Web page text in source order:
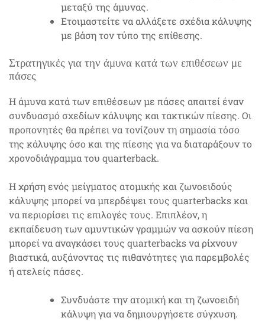
μεταξύ της άμυνας.
Ετοιμαστείτε να αλλάξετε σχέδια κάλυψης
με βάση τον τύπο της επίθεσης.
Στρατηγικές για την άμυνα κατά των επιθέσεων με
πάσες
Η άμυνα κατά των επιθέσεων με πάσες απαιτεί έναν
συνδυασμό σχεδίων κάλυψης και τακτικών πίεσης. Οι
προπονητές θα πρέπει να τονίζουν τη σημασία τόσο
της κάλυψης όσο και της πίεσης για να διαταράξουν το
χρονοδιάγραμμα του quarterback.
Η χρήση ενός μείγματος ατομικής και ζωνοειδούς
κάλυψης μπορεί να μπερδέψει τους quarterbacks και
να περιορίσει τις επιλογές τους. Επιπλέον, η
εκπαίδευση των αμυντικών γραμμών να ασκούν πίεση
μπορεί να αναγκάσει τους quarterbacks να ρίχνουν
βιαστικά, αυξάνοντας τις πιθανότητες για παρεμβολές
ή ατελείς πάσες.
Συνδυάστε την ατομική και τη ζωνοειδή
κάλυψη για να δημιουργήσετε σύγχυση.